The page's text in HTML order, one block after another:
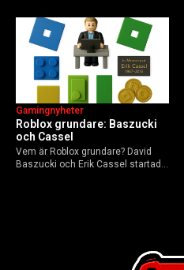
AI-drivna innovationer.
Roblox grundare: Baszucki
och Cassel
Gamingnyheter
Vem är Roblox grundare? David
Baszucki och Erik Cassel startade